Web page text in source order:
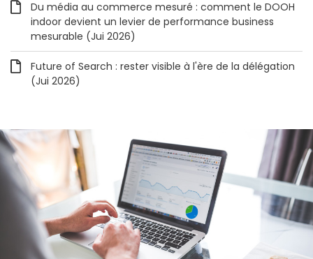
Du média au commerce mesuré : comment le DOOH
indoor devient un levier de performance business
mesurable (Jui 2026)
Future of Search : rester visible à l'ère de la délégation
(Jui 2026)